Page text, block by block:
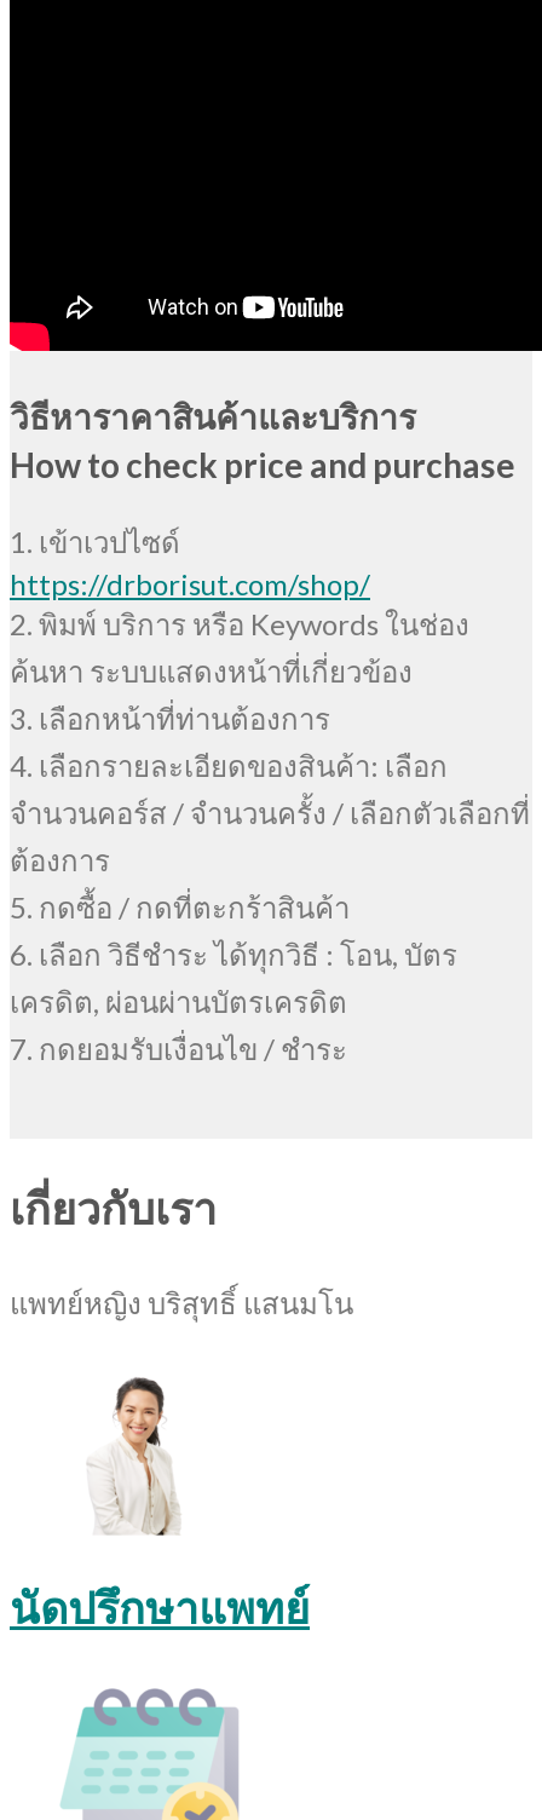
วิธีหาราคาสินค้าและบริการ
How to check price and purchase
1. เข้าเวปไซด์
https://drborisut.com/shop/
2. พิมพ์ บริการ หรือ Keywords ในช่อง
ค้นหา ระบบแสดงหน้าที่เกี่ยวข้อง
3. เลือกหน้าที่ท่านต้องการ
4. เลือกรายละเอียดของสินค้า: เลือก
จำนวนคอร์ส / จำนวนครั้ง / เลือกตัวเลือกที่
ต้องการ
5. กดซื้อ / กดที่ตะกร้าสินค้า
6. เลือก วิธีชำระ ได้ทุกวิธี : โอน, บัตร
เครดิต, ผ่อนผ่านบัตรเครดิต
7. กดยอมรับเงื่อนไข / ชำระ
เกี่ยวกับเรา
แพทย์หญิง บริสุทธิ์ แสนมโน
นัดปรึกษาแพทย์